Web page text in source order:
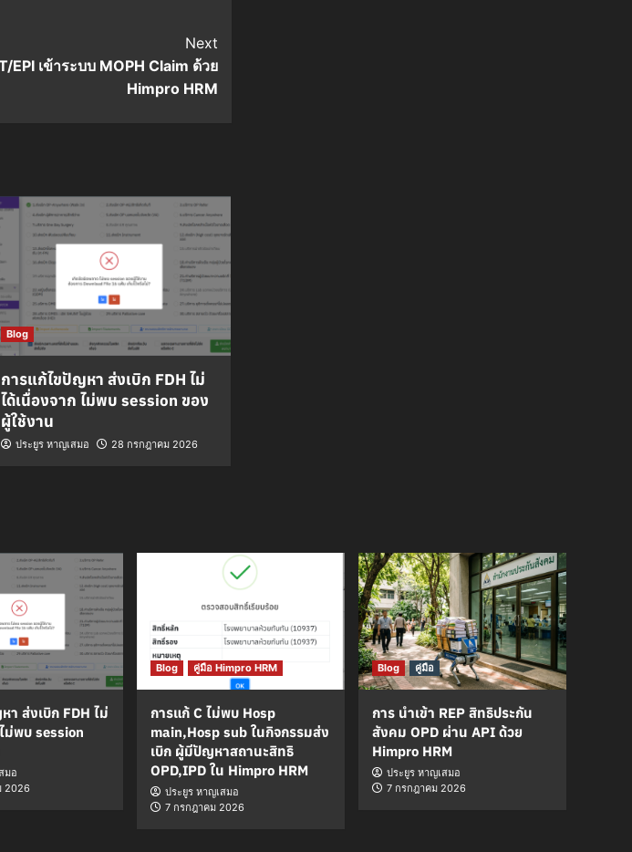
Next
EPI เข้าระบบ MOPH Claim ด้วย
Himpro HRM
Blog
การแก้ไขปัญหา ส่งเบิก FDH ไม่
ได้เนื่องจาก ไม่พบ session ของ
ผู้ใช้งาน
ประยูร หาญเสมอ 28 กรกฎาคม 2026
า ส่งเบิก FDH ไม่
ม่พบ session
มอ
2026
Blog คู่มือ Himpro HRM
การแก้ C ไม่พบ Hosp
main,Hosp sub ในกิจกรรมส่ง
เบิก ผู้มีปัญหาสถานะสิทธิ
OPD,IPD ใน Himpro HRM
ประยูร หาญเสมอ
7 กรกฎาคม 2026
Blog คู่มือ
การ นำเข้า REP สิทธิประกัน
สังคม OPD ผ่าน API ด้วย
Himpro HRM
ประยูร หาญเสมอ
7 กรกฎาคม 2026